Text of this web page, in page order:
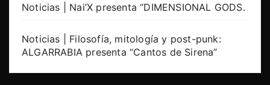
Noticias | Nai’X presenta “DIMENSIONAL GODS.
Noticias | Filosofía, mitología y post-punk:
ALGARRABIA presenta “Cantos de Sirena”